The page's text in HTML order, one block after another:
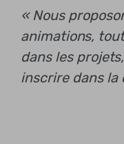
« Nous
animations,
dans les
inscrire dans la